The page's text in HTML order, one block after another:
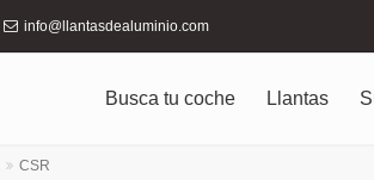
info@llantasdealuminio.com
Busca tu coche Llantas
CSR